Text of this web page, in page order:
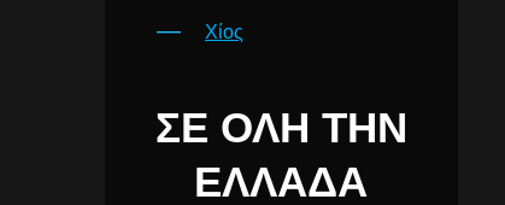
Χίος
ΣΕ ΌΛΗ ΤΗΝ
ΕΛΛΆΔΑ